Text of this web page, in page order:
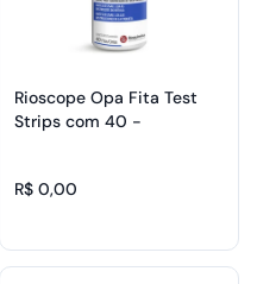
Rioscope Opa Fita Test
Strips com 40 -
R$ 0,00